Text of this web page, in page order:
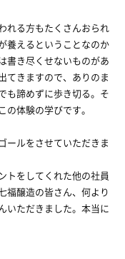
れる方もたくさんおられ
養えるということなのか
書き尽くせないものがあ
てきますので、ありのま
も諦めずに歩き切る。そ
の体験の学びです。
ールをさせていただきま
トをしてくれた他の社員
福醸造の皆さん、何より
いただきました。本当に